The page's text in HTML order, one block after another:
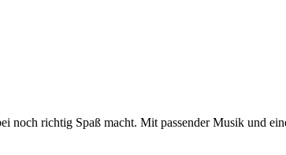
noch richtig Spaß macht. Mit passender Musik und